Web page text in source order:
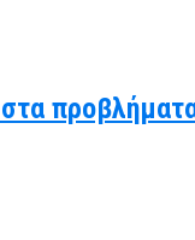
στα